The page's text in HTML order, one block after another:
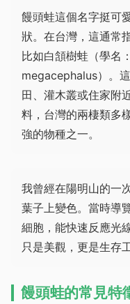
饅頭蛙這個名字挺可
狀。在台灣，這通常
比如白頷樹蛙（學名
megacephalus）。
田、灌木叢或住家附
料，台灣的兩棲類多
強的物種之一。
我曾經在陽明山的一
葉子上變色。當時導
細胞，能快速反應光
只是美觀，更是生存工
饅頭蛙的常見特